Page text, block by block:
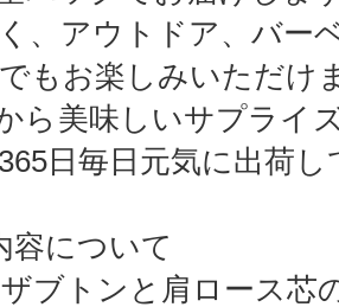
、アウトドア、バー
もお楽しみいただけ
ら美味しいサプライ
日毎日元気に出荷
容について
ザブトンと肩ロース芯